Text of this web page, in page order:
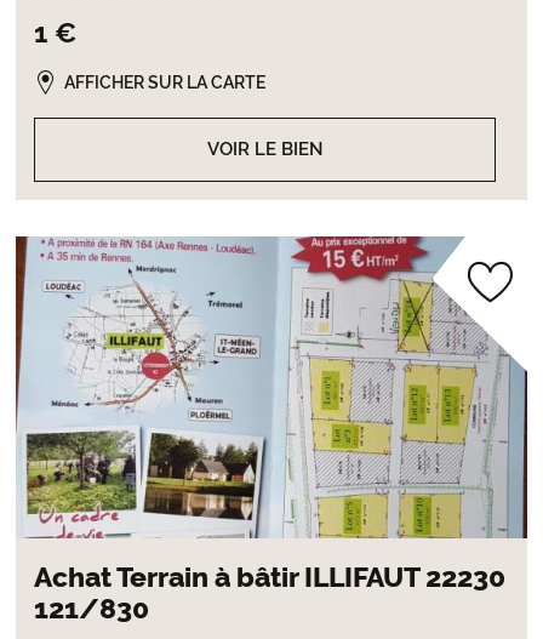
1 €
VOIR LE BIEN
AFFICHER SUR LA CARTE
Achat Terrain à bâtir ILLIFAUT 22230
121/830